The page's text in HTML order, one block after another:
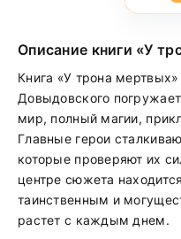
Описание книги «У
Книга «У трона
Довыдовского
мир, полный магии,
Главные герои
которые проверяют их
центре сюжета
таинственным и
растет с каждым днем.